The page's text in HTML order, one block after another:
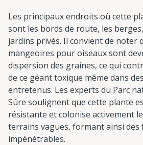
Les principaux endroits où cette
sont les bords de route, les
jardins privés. Il convient de noter
mangeoires pour oiseaux sont
dispersion des graines, ce qui
de ce géant toxique même dans
entretenus. Les experts du Parc
Sûre soulignent que cette plante
résistante et colonise activement
terrains vagues, formant ainsi des
impénétrables.